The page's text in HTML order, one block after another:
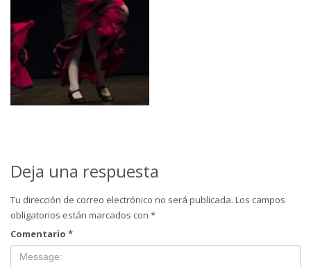
Deja una respuesta
Tu dirección de correo electrónico no será publicada. Los campos
obligatorios están marcados con *
Comentario *